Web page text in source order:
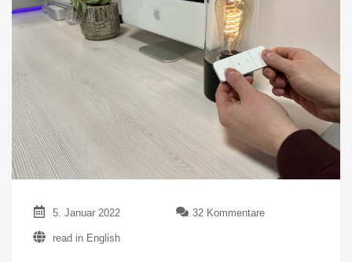
5. Januar 2022 32 Kommentarezu
read in English